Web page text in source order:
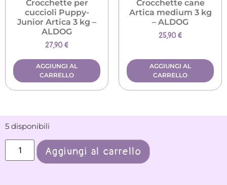
Crocchette per
cuccioli Puppy-
Junior Artica 3 kg –
ALDOG
27,90 €
AGGIUNGI AL
CARRELLO
Crocchette cane
Artica medium 3 kg
– ALDOG
25,90 €
AGGIUNGI AL
CARRELLO
5 disponibili
Aggiungi al carrello